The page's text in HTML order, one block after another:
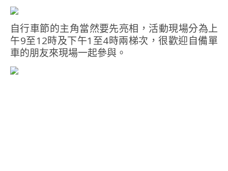
自行車節的主角當然要先亮相，活動現場分為上
午9至12時及下午1至4時兩梯次，很歡迎自備單
車的朋友來現場一起參與。